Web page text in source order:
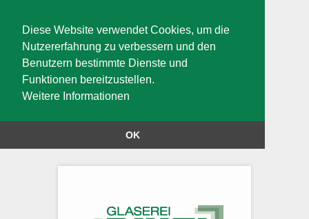
Diese Website verwendet Cookies, um die
Nutzererfahrung zu verbessern und den
Benutzern bestimmte Dienste und
Funktionen bereitzustellen.
Weitere Informationen
OK